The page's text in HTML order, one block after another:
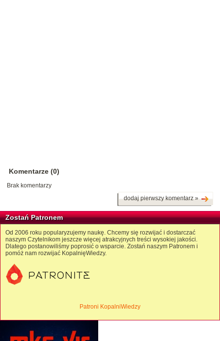
Komentarze (0)
Brak komentarzy
dodaj pierwszy komentarz »
Zostań Patronem
Od 2006 roku popularyzujemy naukę. Chcemy się rozwijać i dostarczać
naszym Czytelnikom jeszcze więcej atrakcyjnych treści wysokiej jakości.
Dlatego postanowiliśmy poprosić o wsparcie. Zostań naszym Patronem i
pomóż nam rozwijać KopalnięWiedzy.
Patroni KopalniWiedzy